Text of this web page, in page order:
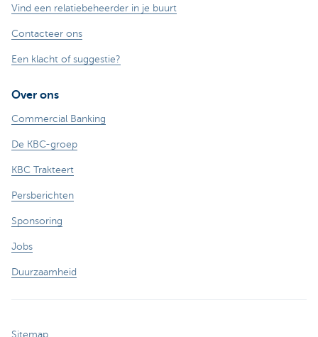
Vind een relatiebeheerder in je buurt
Contacteer ons
Een klacht of suggestie?
Over ons
Commercial Banking
De KBC-groep
KBC Trakteert
Persberichten
Sponsoring
Jobs
Duurzaamheid
Sitemap